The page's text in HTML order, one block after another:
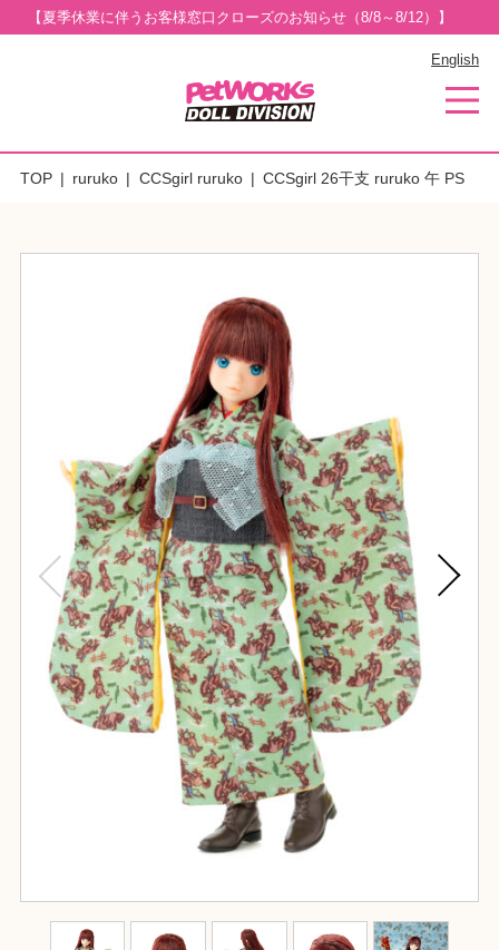
【夏季休業に伴うお客様窓口クローズのお知らせ（8/8～8/12）】
English
TOP ruruko CCSgirl ruruko CCSgirl 26干支 ruruko 午 PS